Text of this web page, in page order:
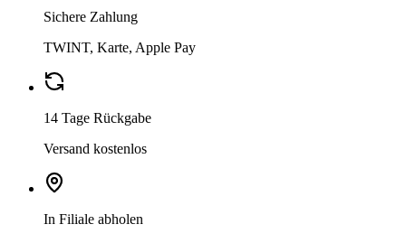
Sichere Zahlung
TWINT, Karte, Apple Pay
14 Tage Rückgabe
Versand kostenlos
In Filiale abholen